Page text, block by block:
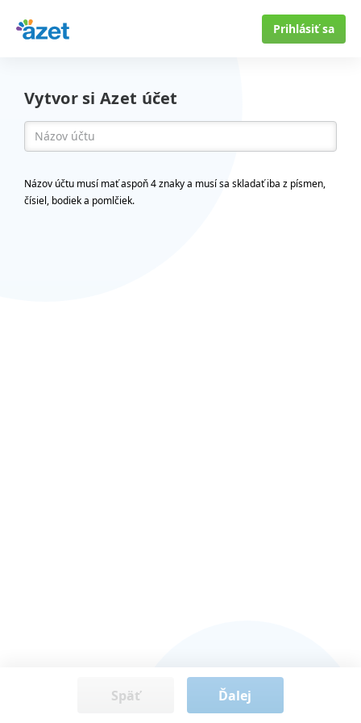
Prihlásiť sa
Vytvor si Azet účet
Názov účtu musí mať aspoň 4 znaky a musí sa skladať iba z písmen,
čísiel, bodiek a pomlčiek.